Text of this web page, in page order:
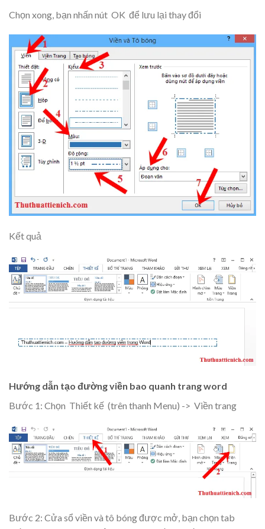
Chọn xong, bạn nhấn nút OK để lưu lại thay đổi
Kết quả
Hướng dẫn tạo đường viền bao quanh trang word
Bước 1: Chọn Thiết kế (trên thanh Menu) -> Viền trang
Bước 2: Cửa sổ viền và tô bóng được mở, bạn chọn tab